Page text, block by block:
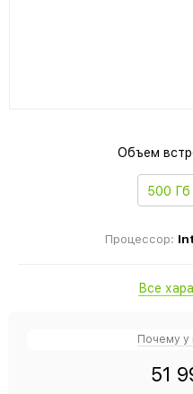
Объем
500 Гб
Процессор:
Все
Почему у
51